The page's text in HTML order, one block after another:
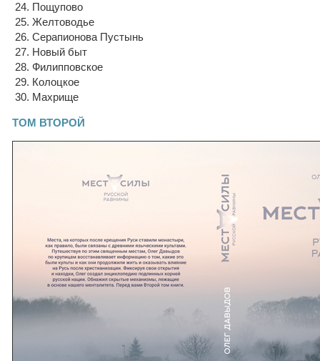
24. Пощупово
25. Желтоводье
26. Серапионова Пустынь
27. Новый быт
28. Филипповское
29. Колоцкое
30. Махрище
ТОМ ВТОРОЙ